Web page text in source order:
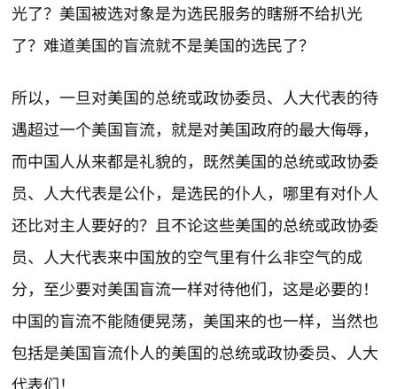
光了？美国被选对象是为选民服务的瞎掰不给扒光
了？难道美国的盲流就不是美国的选民了？
所以，一旦对美国的总统或政协委员、人大代表的待
遇超过一个美国盲流，就是对美国政府的最大侮辱，
而中国人从来都是礼貌的，既然美国的总统或政协委
员、人大代表是公仆，是选民的仆人，哪里有对仆人
还比对主人要好的？且不论这些美国的总统或政协委
员、人大代表来中国放的空气里有什么非空气的成
分，至少要对美国盲流一样对待他们，这是必要的！
中国的盲流不能随便晃荡，美国来的也一样，当然也
包括是美国盲流仆人的美国的总统或政协委员、人大
代表们！